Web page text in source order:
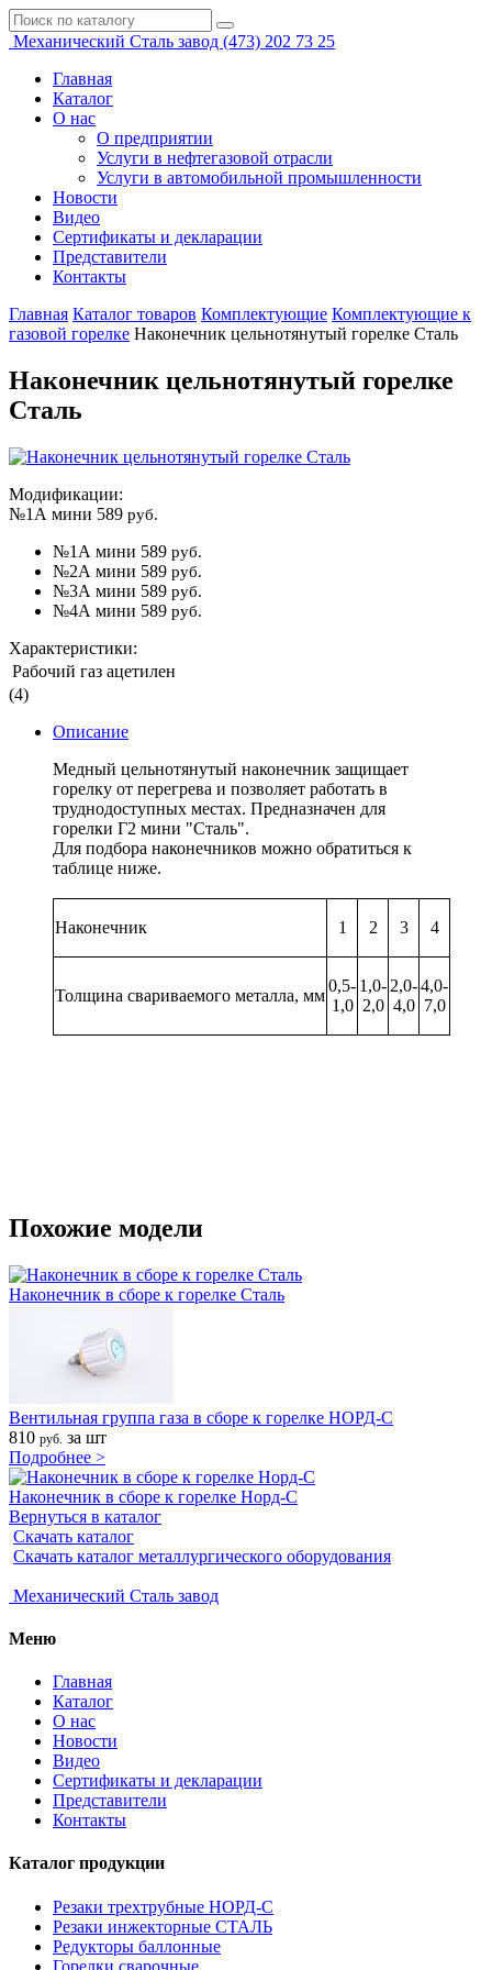
Механический Сталь завод (473) 202 73 25
Главная
Каталог
О нас
О предприятии
Услуги в нефтегазовой отрасли
Услуги в автомобильной промышленности
Новости
Видео
Сертификаты и декларации
Представители
Контакты
Главная Каталог товаров Комплектующие Комплектующие к
газовой горелке Наконечник цельнотянутый горелке Сталь
Наконечник цельнотянутый горелке
Сталь
Модификации:
№1А мини 589 руб.
№1А мини 589 руб.
№2А мини 589 руб.
№3А мини 589 руб.
№4А мини 589 руб.
Характеристики:
Рабочий газ ацетилен
(4)
Описание
Медный цельнотянутый наконечник защищает
горелку от перегрева и позволяет работать в
труднодоступных местах. Предназначен для
горелки Г2 мини "Сталь".
Для подбора наконечников можно обратиться к
таблице ниже.
Наконечник 1 2 3 4
Толщина свариваемого металла, мм
0,5-
1,0
1,0-
2,0
2,0-
4,0
4,0-
7,0
Похожие модели
Наконечник в сборе к горелке Сталь
Вентильная группа газа в сборе к горелке НОРД-С
810 руб. за шт
Подробнее >
Наконечник в сборе к горелке Норд-С
Вернуться в каталог
Скачать каталог
Скачать каталог металлургического оборудования
Механический Сталь завод
Меню
Главная
Каталог
О нас
Новости
Видео
Сертификаты и декларации
Представители
Контакты
Каталог продукции
Резаки трехтрубные НОРД-С
Резаки инжекторные СТАЛЬ
Редукторы баллонные
Горелки сварочные